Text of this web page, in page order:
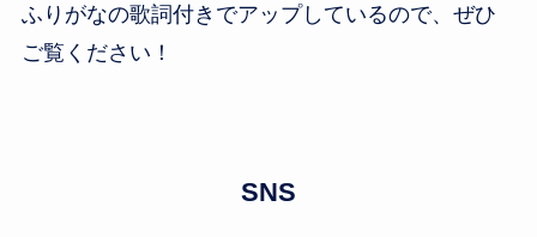
ふりがなの歌詞付きでアップしているので、ぜひ
ご覧ください！
SNS